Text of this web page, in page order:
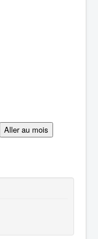
Aller au mois